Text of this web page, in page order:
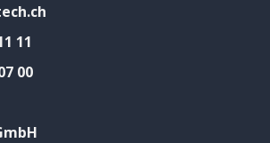
11
00